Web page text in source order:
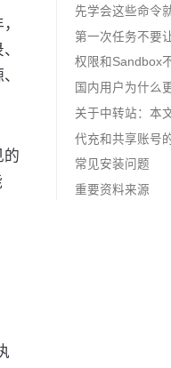
的
先学会这些命令
第一次任务不要
权限和Sandbox
代充和共享账号
常见安装问题
重要资料来源